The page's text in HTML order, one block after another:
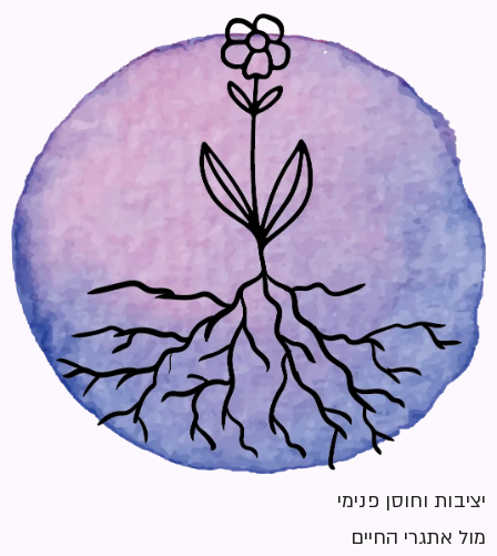
יציבות וחוסן פנימי
מול אתגרי החיים